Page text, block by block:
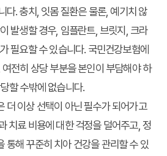
다. 충치, 잇몸 질환은 물론, 예기치 않
발생할 경우, 임플란트, 브릿지, 크라
필요할 수 있습니다. 국민건강보험에
전히 상당 부분을 본인이 부담해야 하
할 수밖에 없습니다.
더 이상 선택이 아닌 필수가 되어가고
치료 비용에 대한 걱정을 덜어주고, 정
통해 꾸준히 치아 건강을 관리할 수 있